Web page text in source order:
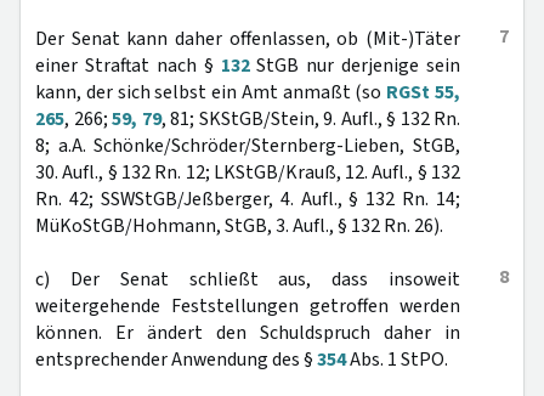
7
Der Senat kann daher offenlassen, ob (Mit-)Täter
einer Straftat nach § 132StGB nur derjenige sein
kann, der sich selbst ein Amt anmaßt (so RGSt 55,
265, 266;59, 79, 81; SKStGB/Stein, 9. Aufl., § 132 Rn.
8; a.A. Schönke/Schröder/Sternberg-Lieben, StGB,
30. Aufl., § 132 Rn. 12; LKStGB/Krauß, 12. Aufl., § 132
Rn. 42; SSWStGB/Jeßberger, 4. Aufl., § 132 Rn. 14;
MüKoStGB/Hohmann, StGB, 3. Aufl., § 132 Rn. 26).
8
c) Der Senat schließt aus, dass insoweit
weitergehende Feststellungen getroffen werden
können. Er ändert den Schuldspruch daher in
entsprechender Anwendung des §354Abs. 1 StPO.